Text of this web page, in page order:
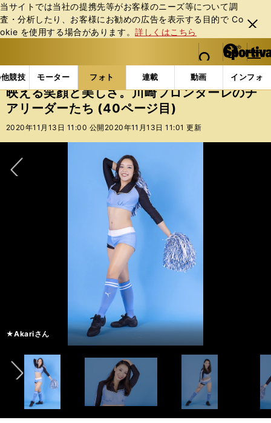
当サイトでは当社の提携先等がお客様のニーズ等について調
査・分析したり、お客様にお勧めの広告を表⽰する⽬的で Co
okie を使⽤する場合があります。詳しくはこちら
閉じ
る
web Sportiva (webスポルティーバ)
検索
マイペ
ー
ジ
メニュ
競技 モーター フォト 連載 動画 インフォ
b
ス
ポ
ル
バ
フォトギャラリー スポーツビーナスギャラリー 映
映える笑顔と美しさ。川崎フロンターレのチ
アリーダーたち (40ページ目)
2020年11月13日 11:00 公開 2020年11月13日 11:01 更新
５年目 キャプテン
「応援を通じて、人と人がつながっていく瞬間をつくろうと活動していま
す」
★Amiさん
★Amiさん
★Amiさん
４年目 バイスキャプテン
「その時の感情に合わせて、様々な表情をすることを心がけています」
★Emiさん
★Emiさん
★Emiさん
４年目 バイスキャプテン
「アピールポイントは、新体操の経験を生かした、しなやかなダンスと笑顔
です」
★Wakakoさん
★Wakakoさん
★Wakakoさん
「何事もポジディブに捉えることができるので、毎日がHappyに溢れていま
す」
★Mitekiさん
★Mitekiさん
★Mitekiさん
６年目
「等々力競技場の一体感は、一度見ると魅了されます」
★Manamiさん
★Manamiさん
★Manamiさん
６年目
「アピールポイントは、ハツラツとした笑顔と踊りです！」
★Yuriさん
★Yuriさん
★Yuriさん
５年目
「みなさんの心に残るパフォーマンスをしていきます」
★Keikaさん
★Keikaさん
★Keikaさん
４年目
「積極的に応援し、選手のみなさんへパワーを届けていきたいです」
★Saayaさん
★Saayaさん
★Saayaさん
「アピールポイントは目力です。視線を感じたら私が見ているかもしれませ
ん！」
★Nanakoさん
★Nanakoさん
★Nanakoさん
２年目
「川崎フロンターレの、アットホームで温かいところが好きです」
★Akariさん
★Akariさん
★Akariさん
前へ